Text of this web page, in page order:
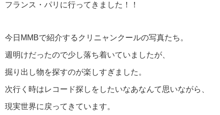
フランス・パリに行ってきました！！
今日MMBで紹介するクリニャンクールの写真たち。
週明けだったので少し落ち着いていましたが、
掘り出し物を探すのが楽しすぎました。
次行く時はレコード探しをしたいなあなんて思いながら、
現実世界に戻ってきています。